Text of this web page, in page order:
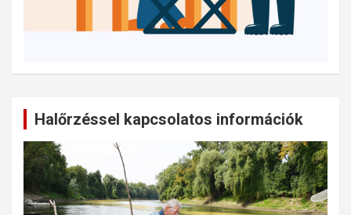
Halőrzéssel kapcsolatos információk